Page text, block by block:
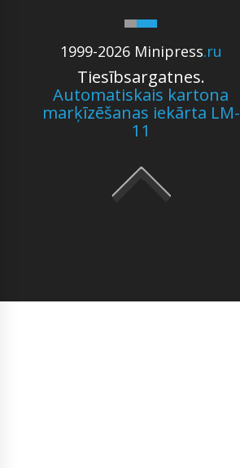
1999-2026 Minipress.ru
Tiesībsargatnes.
Automatiskais kartona
marķīzēšanas iekārta LM-
11